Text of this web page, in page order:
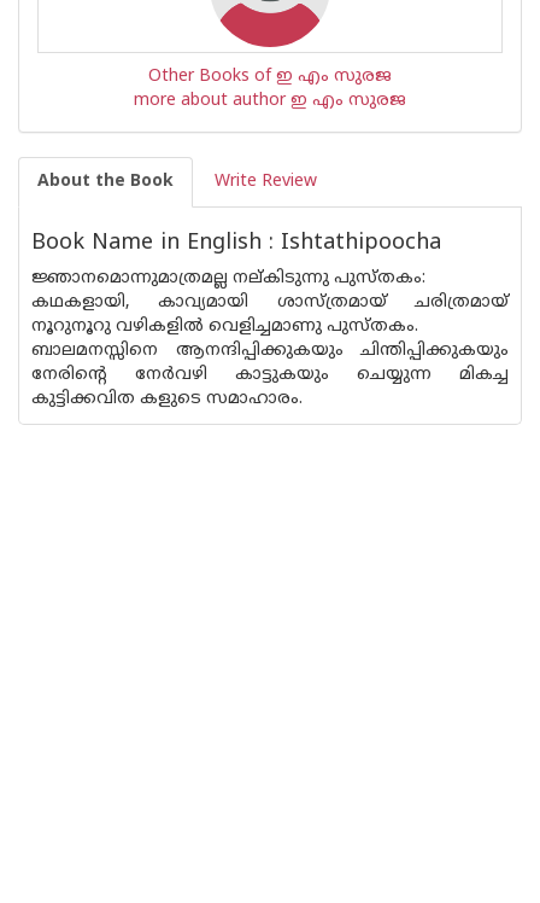
Other Books of ഇ എം സുരജ
more about author ഇ എം സുരജ
About the Book Write Review
Book Name in English : Ishtathipoocha
ജ്ഞാനമൊന്നുമാത്രമല്ല നല്കിടുന്നു പുസ്ത‌കം:
കഥകളായി, കാവ്യമായി ശാസ്ത്രമായ് ചരിത്രമായ്
നൂറുനൂറു വഴികളിൽ വെളിച്ചമാണു പുസ്തകം.
ബാലമനസ്സിനെ ആനന്ദിപ്പിക്കുകയും ചിന്തിപ്പിക്കുകയും
നേരിന്റെ നേർവഴി കാട്ടുകയും ചെയ്യുന്ന മികച്ച
കുട്ടിക്കവിത കളുടെ സമാഹാരം.